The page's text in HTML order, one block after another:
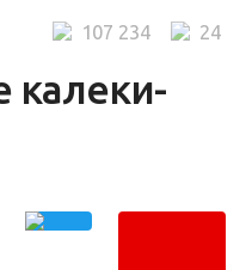
калеки-
24
107 234